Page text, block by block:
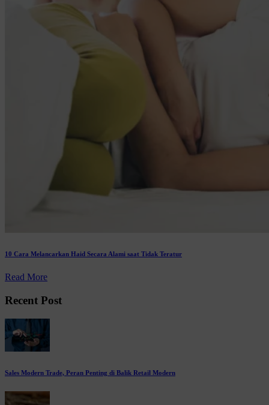
10 Cara Melancarkan Haid Secara Alami saat Tidak Teratur
Read More
Recent Post
Sales Modern Trade, Peran Penting di Balik Retail Modern